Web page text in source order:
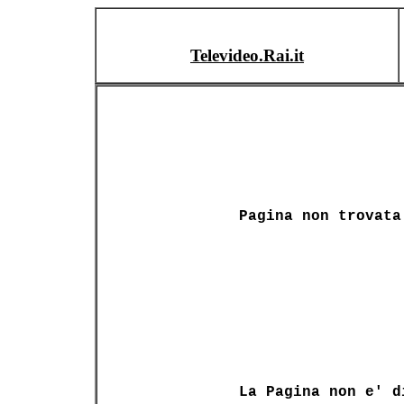
Televideo.Rai.it
Pagina non trovata
La Pagina non e'